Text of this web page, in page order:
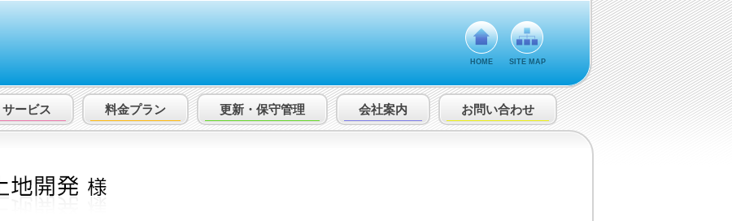
HOME SITE MAP
サービス 料金プラン 更新・保守管理 会社案内 お問い合わせ